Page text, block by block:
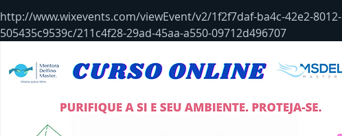
http://www.wixevents.com/viewEvent/v2/1f2f7daf-ba4c-42e2-8012-
505435c9539c/211c4f28-29ad-45aa-a550-09712d496707